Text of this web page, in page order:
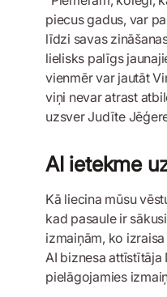
piecus gadus, var
līdzi savas
lielisks palīgs
vienmēr var jautāt
viņi nevar atrast
uzsver Judīte
AI ietekme
Kā liecina mūsu
kad pasaule ir
izmaiņām, ko
AI biznesa attīstītāja
pielāgojamies